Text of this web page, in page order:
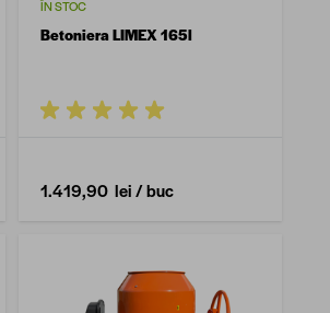
ÎN STOC
Betoniera LIMEX 165l
1.419,90 lei/ buc